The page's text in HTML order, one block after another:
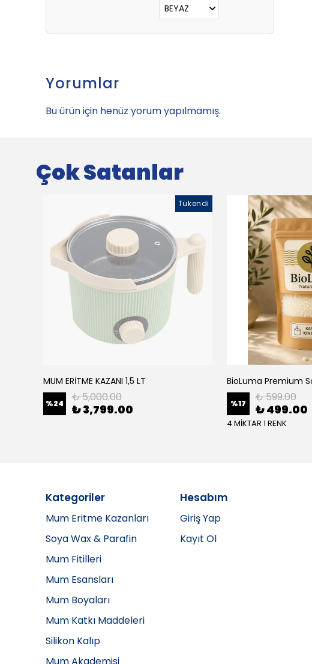
Yorumlar
Bu ürün için henüz yorum yapılmamış.
Çok Satanlar
Tükendi
MUM ERİTME KAZANI 1,5 LT
%24 ₺ 5,000.00
₺ 3,799.00 %17 ₺ 599.00
₺ 499.00
4 MİKTAR 1 RENK
Kategoriler
Mum Eritme Kazanları
Soya Wax & Parafin
Mum Fitilleri
Mum Esansları
Mum Boyaları
Mum Katkı Maddeleri
Silikon Kalıp
Hesabım
Giriş Yap
Kayıt Ol